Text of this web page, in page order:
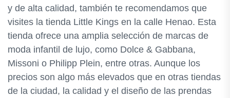
y de alta calidad, también te recomendamos que
visites la tienda Little Kings en la calle Henao. Esta
tienda ofrece una amplia selección de marcas de
moda infantil de lujo, como Dolce & Gabbana,
Missoni o Philipp Plein, entre otras. Aunque los
precios son algo más elevados que en otras tiendas
de la ciudad, la calidad y el diseño de las prendas